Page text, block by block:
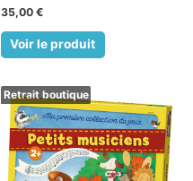
35,00 €
Voir le produit
Retrait boutique